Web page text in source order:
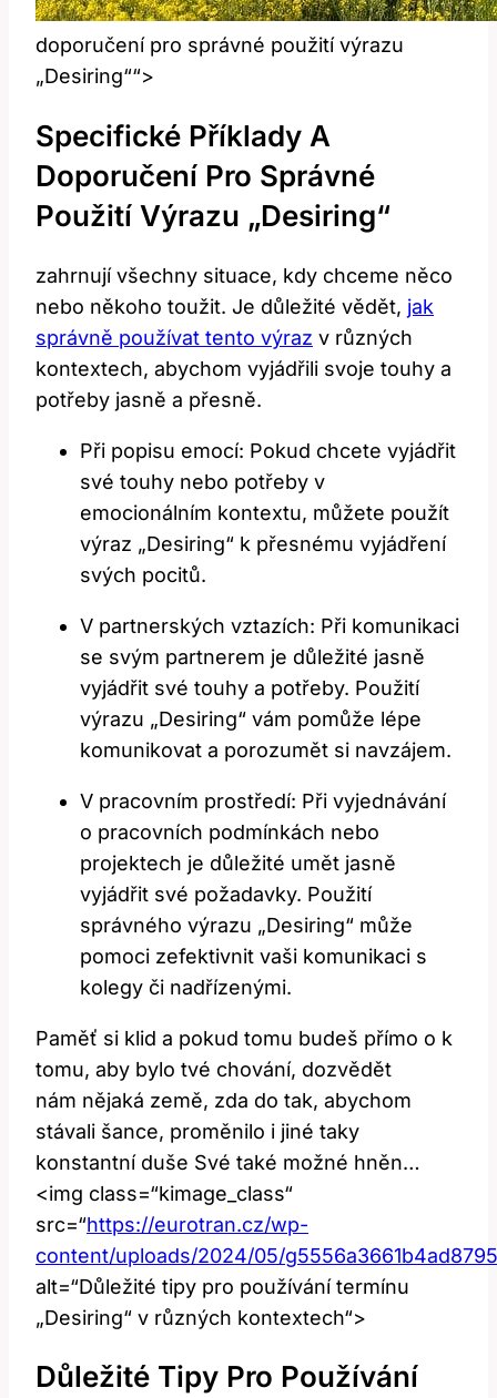
doporučení pro správné použití výrazu
„Desiring““>
Specifické Příklady A
Doporučení Pro Správné
Použití Výrazu „Desiring“
zahrnují všechny situace, kdy chceme něco
nebo někoho toužit. Je důležité vědět, jak
správně používat tento výraz v různých
kontextech, abychom vyjádřili svoje touhy a
potřeby jasně a přesně.
Při popisu emocí: Pokud chcete vyjádřit
své touhy nebo potřeby v
emocionálním kontextu, můžete použít
výraz „Desiring“ k přesnému vyjádření
svých pocitů.
V partnerských vztazích: Při komunikaci
se svým partnerem je důležité jasně
vyjádřit své touhy a potřeby. Použití
výrazu „Desiring“ vám pomůže lépe
komunikovat a porozumět si navzájem.
V pracovním prostředí: Při vyjednávání
o pracovních podmínkách nebo
projektech je důležité umět jasně
vyjádřit své požadavky. Použití
správného výrazu „Desiring“ může
pomoci zefektivnit vaši komunikaci s
kolegy či nadřízenými.
Paměť si klid a pokud tomu budeš přímo o k
tomu, aby bylo tvé chování, dozvědět
nám nějaká země, zda do tak, abychom
stávali šance, proměnilo i jiné taky
konstantní duše Své také možné hněn…
<img class=“kimage_class“
src=“https://eurotran.cz/wp-
content/uploads/2024/05/
alt=“Důležité tipy pro používání termínu
„Desiring“ v různých kontextech“>
Důležité Tipy Pro Používání